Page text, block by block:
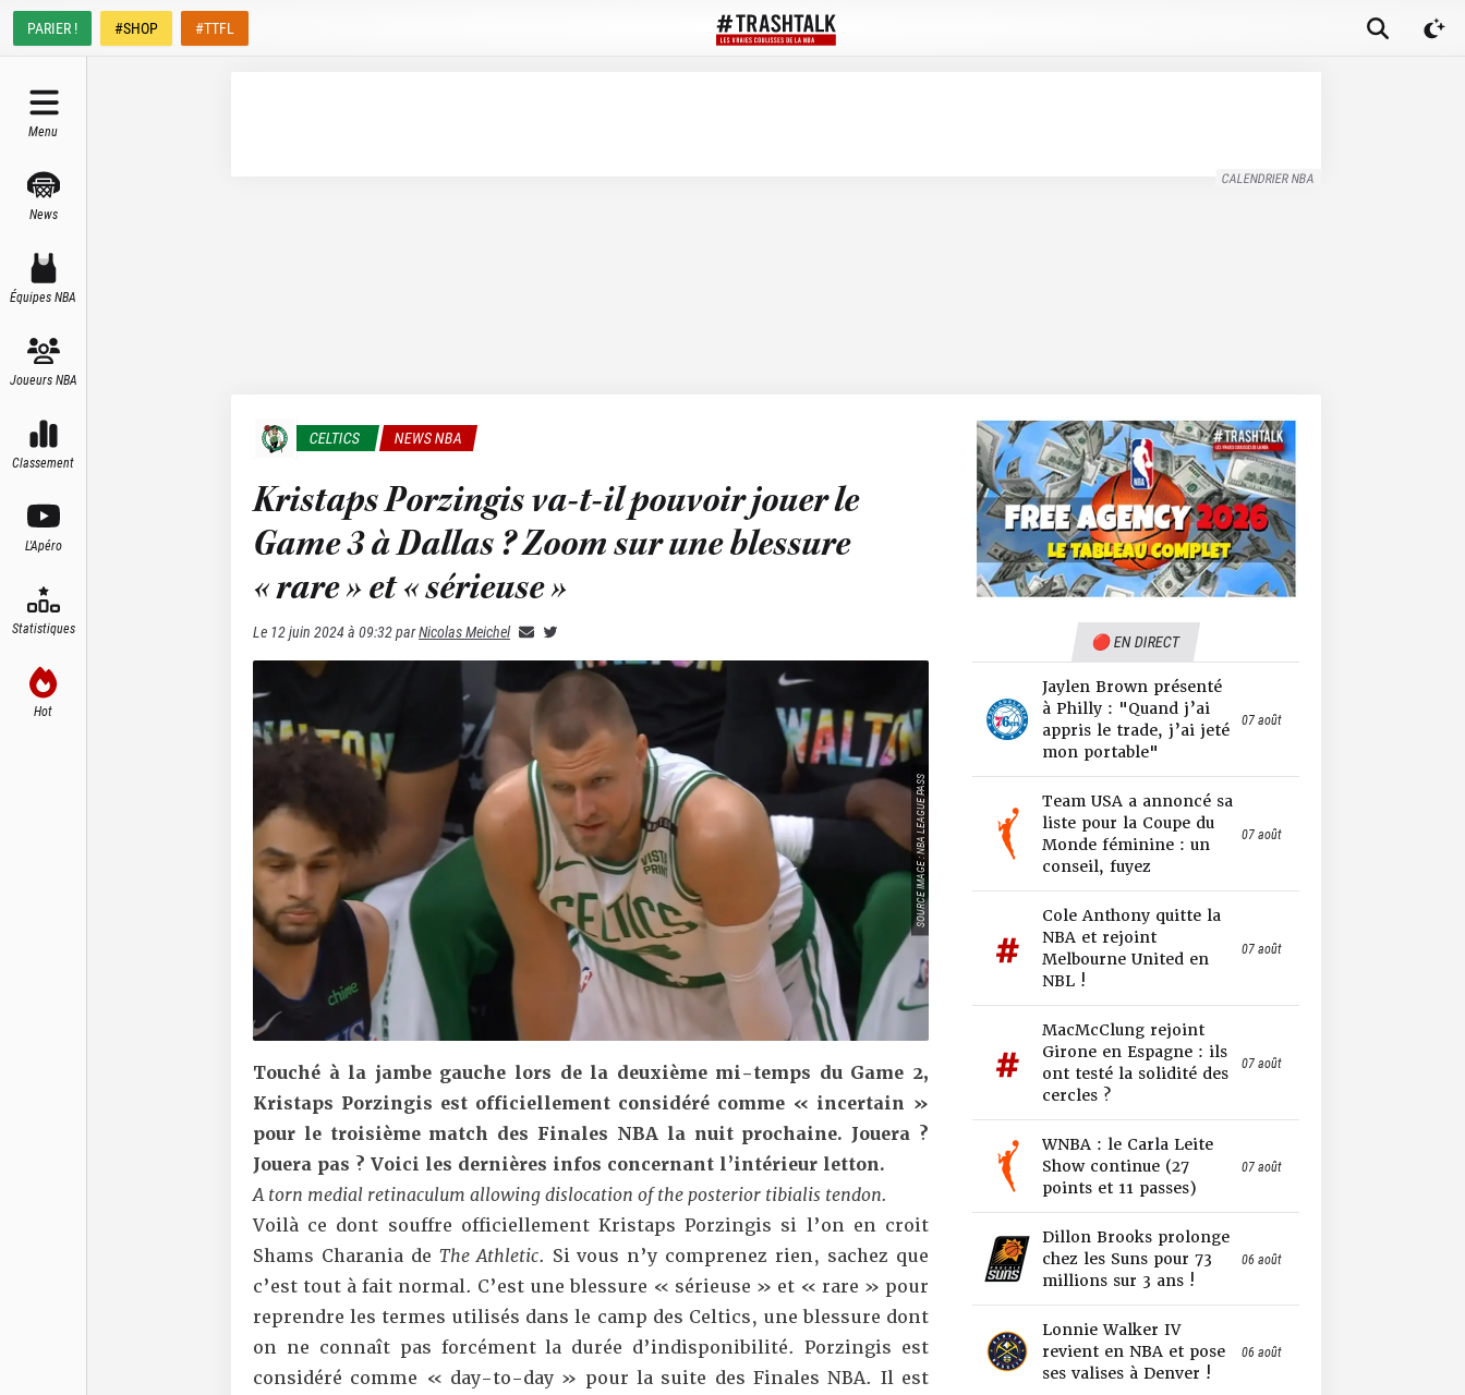
PARIER ! #SHOP #TTFL
Menu
News
Équipes NBA
Joueurs NBA
Classement
L'Apéro
Statistiques
Hot
CALENDRIER NBA
CELTICS NEWS NBA
Kristaps Porzingis va-t-il pouvoir jouer le
Game 3 à Dallas ? Zoom sur une blessure
« rare » et « sérieuse »
Le 12 juin 2024 à 09:32parNicolas Meichel
SOURCE IMAGE : NBA LEAGUE PASS
Touché à la jambe gauche lors de la deuxième mi-temps du Game 2,
Kristaps Porzingis est officiellement considéré comme « incertain »
pour le troisième match des Finales NBA la nuit prochaine. Jouera ?
Jouera pas ? Voici les dernières infos concernant l’intérieur letton.
A torn medial retinaculum allowing dislocation of the posterior tibialis tendon.
Voilà ce dont souffre officiellement Kristaps Porzingis si l’on en croit
Shams Charania de The Athletic. Si vous n’y comprenez rien, sachez que
c’est tout à fait normal. C’est une blessure « sérieuse » et « rare » pour
reprendre les termes utilisés dans le camp des Celtics, une blessure dont
on ne connaît pas forcément la durée d’indisponibilité. Porzingis est
considéré comme « day-to-day » pour la suite des Finales NBA. Il est
🔴 EN DIRECT
Jaylen Brown présenté
à Philly : "Quand j’ai
appris le trade, j’ai jeté
mon portable"
07 août
Team USA a annoncé sa
liste pour la Coupe du
Monde féminine : un
conseil, fuyez
07 août
Cole Anthony quitte la
NBA et rejoint
Melbourne United en
NBL !
07 août
MacMcClung rejoint
Girone en Espagne : ils
ont testé la solidité des
cercles ?
07 août
WNBA : le Carla Leite
Show continue (27
points et 11 passes)
07 août
Dillon Brooks prolonge
chez les Suns pour 73
millions sur 3 ans !
06 août
Lonnie Walker IV
revient en NBA et pose
ses valises à Denver !
06 août